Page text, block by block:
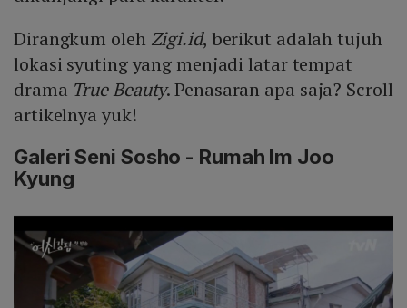
Dirangkum oleh Zigi.id, berikut adalah tujuh
lokasi syuting yang menjadi latar tempat
drama True Beauty. Penasaran apa saja? Scroll
artikelnya yuk!
Galeri Seni Sosho - Rumah Im Joo
Kyung